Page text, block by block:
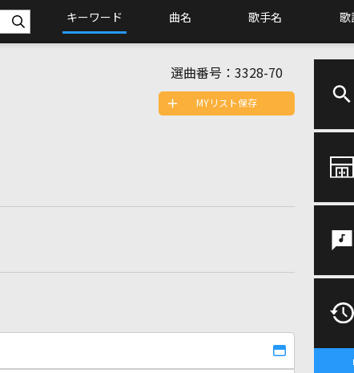
キーワード 曲名 歌手名 歌
選曲番号： 3328-70
MYリスト保存